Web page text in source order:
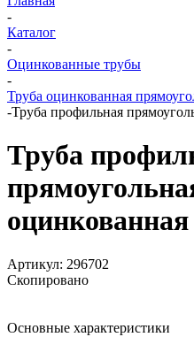
-
Каталог
-
Оцинкованные трубы
-
Труба оцинкованная
-Труба профильная
Труба
оцинкованная
Артикул: 296702
Скопировано
Основные характеристики